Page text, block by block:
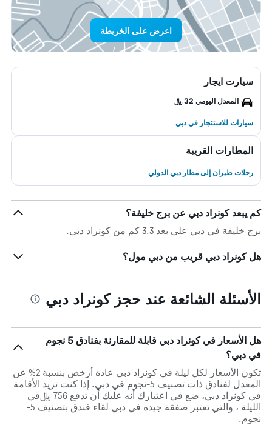
اعرض على الخريطة
سيارت ايجار
المعدل اليومي 32 ﷼
سيارات للاستئجار في دبي
المطارات القريبة
رحلات طيران إلى مطار دبي الدولي
كم يبعد كونراد دبي عن برج خليفة؟
برج خليفة في دبي على بعد 3.3 كم من كونراد دبي.
هل كونراد دبي قريب من دبي مول؟
الأسئلة الشائعة عند حجز كونراد دبي
هل الأسعار في كونراد دبي قابلة للمقارنة بفنادق 5 نجوم
في دبي؟
تكون الأسعار لكل ليلة في كونراد دبي عادة أرخص بنسبة 2% عن
المعدل لفنادق ذات تصنيف 5-نجوم في دبي. إذا كنت تريد الأقامة
في كونراد دبي، ضع في اعتبارك أنه عليك أن تدفع 756 ﷼في
الليلة ، والتي تعتبر صفقة جيدة في دبي لقاء فندق بتصنيف 5-
نجوم.